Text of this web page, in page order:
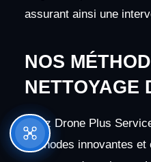
assurant ainsi une
NOS
NETTOYAGE
Chez Drone Plus
méthodes innovantes